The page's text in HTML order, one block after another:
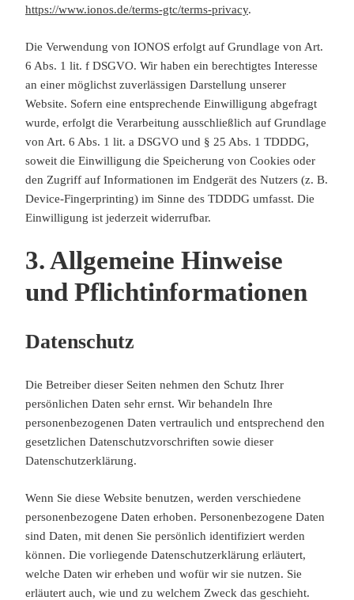
https://www.ionos.de/terms-gtc/terms-privacy.
Die Verwendung von IONOS erfolgt auf Grundlage von Art.
6 Abs. 1 lit. f DSGVO. Wir haben ein berechtigtes Interesse
an einer möglichst zuverlässigen Darstellung unserer
Website. Sofern eine entsprechende Einwilligung abgefragt
wurde, erfolgt die Verarbeitung ausschließlich auf Grundlage
von Art. 6 Abs. 1 lit. a DSGVO und § 25 Abs. 1 TDDDG,
soweit die Einwilligung die Speicherung von Cookies oder
den Zugriff auf Informationen im Endgerät des Nutzers (z. B.
Device-Fingerprinting) im Sinne des TDDDG umfasst. Die
Einwilligung ist jederzeit widerrufbar.
3. Allgemeine Hinweise
und Pflicht­informationen
Datenschutz
Die Betreiber dieser Seiten nehmen den Schutz Ihrer
persönlichen Daten sehr ernst. Wir behandeln Ihre
personenbezogenen Daten vertraulich und entsprechend den
gesetzlichen Datenschutzvorschriften sowie dieser
Datenschutzerklärung.
Wenn Sie diese Website benutzen, werden verschiedene
personenbezogene Daten erhoben. Personenbezogene Daten
sind Daten, mit denen Sie persönlich identifiziert werden
können. Die vorliegende Datenschutzerklärung erläutert,
welche Daten wir erheben und wofür wir sie nutzen. Sie
erläutert auch, wie und zu welchem Zweck das geschieht.